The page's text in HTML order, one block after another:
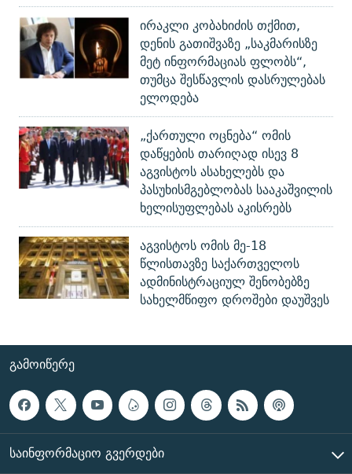
ირაკლი კობახიძის თქმით,
დენის გათიშვაზე „საკმარისზე
მეტ ინფორმაციას ფლობს“,
თუმცა შესწავლის დასრულებას
ელოდება
„ქართული ოცნება“ ომის
დაწყების თარიღად ისევ 8
აგვისტოს ასახელებს და
პასუხისმგებლობას სააკაშვილის
ხელისუფლებას აკისრებს
აგვისტოს ომის მე-18
წლისთავზე საქართველოს
ადმინისტრაციულ შენობებზე
სახელმწიფო დროშები დაუშვეს
ᲒᲐᲛᲝᲘᲬᲔᲠᲔ
ᲡᲐᲘᲜᲤᲝᲠᲛᲐᲪᲘᲝ ᲒᲕᲔᲠᲓᲔᲑᲘ